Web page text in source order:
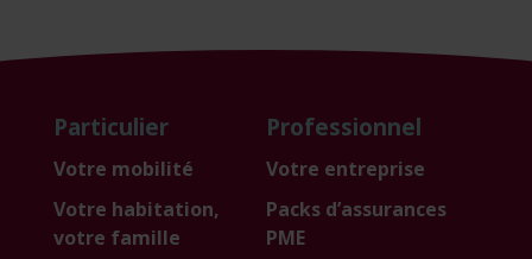
Particulier
Votre mobilité
Votre habitation,
votre famille
Professionnel
Votre entreprise
Packs d’assurances
PME